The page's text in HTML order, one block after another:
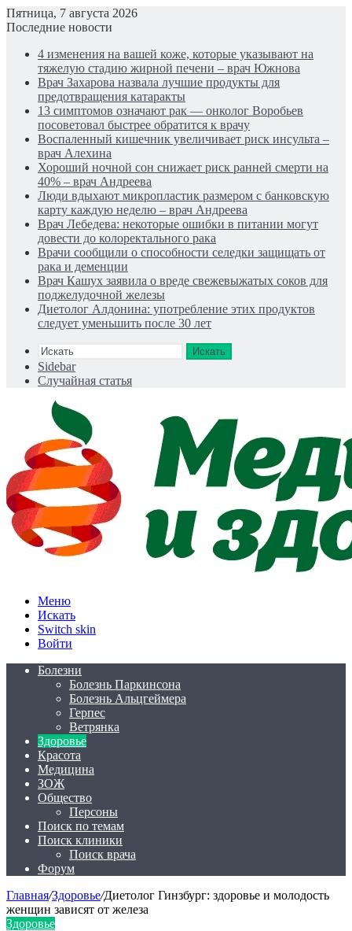
Пятница, 7 августа 2026
Последние новости
4 изменения на вашей коже, которые указывают на
тяжелую стадию жирной печени – врач Южнова
Врач Захарова назвала лучшие продукты для
предотвращения катаракты
13 симптомов означают рак — онколог Воробьев
посоветовал быстрее обратится к врачу
Воспаленный кишечник увеличивает риск инсульта –
врач Алехина
Хороший ночной сон снижает риск ранней смерти на
40% – врач Андреева
Люди вдыхают микропластик размером с банковскую
карту каждую неделю – врач Андреева
Врач Лебедева: некоторые ошибки в питании могут
довести до колоректального рака
Врачи сообщили о способности селедки защищать от
рака и деменции
Врач Кашух заявила о вреде свежевыжатых соков для
поджелудочной железы
Диетолог Алдонина: употребление этих продуктов
следует уменьшить после 30 лет
Искать
Sidebar
Случайная статья
Меню
Искать
Switch skin
Войти
Болезни
Болезнь Паркинсона
Болезнь Альцгеймера
Герпес
Ветрянка
Здоровье
Красота
Медицина
ЗОЖ
Общество
Персоны
Поиск по темам
Поиск клиники
Поиск врача
Форум
Главная/Здоровье/Диетолог Гинзбург: здоровье и молодость
женщин зависят от железа
Здоровье